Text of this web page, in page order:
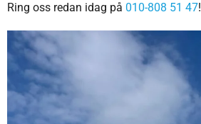
Ring oss redan idag på 010-808 51 47!